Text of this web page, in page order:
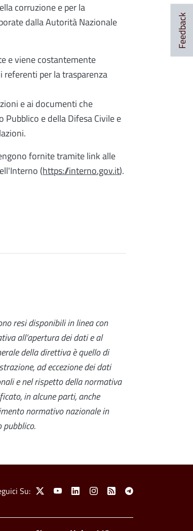
corruzione e per la
dalla Autorità Nazionale
e viene costantemente
per la trasparenza
e ai documenti che
e della Difesa Civile e
fornite tramite link alle
(https://interno.gov.it).
resi disponibili in linea con
all’apertura dei dati e al
della direttiva è quello di
ad eccezione dei dati
e nel rispetto della normativa
in alcune parti, anche
normativo nazionale in
Feedback
Menu
Su: X YoutubeLinkedinInstagram
Feed Telegram